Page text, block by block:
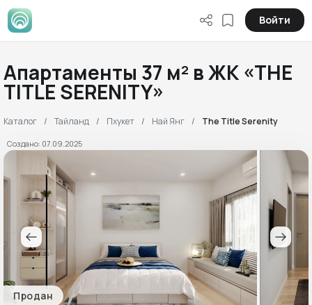
Войти
Апартаменты 37 м² в ЖК «THE
TITLE SERENITY»
Каталог Тайланд Пхукет Най Янг The Title Serenity
Создано: 07.09.2025
Продан